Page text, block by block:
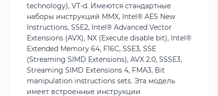
technology), VT-d. Имеются стандартные
наборы инструкций MMX, Intel® AES New
Instructions, SSE2, Intel® Advanced Vector
Extensions (AVX), NX (Execute disable bit), Intel®
Extended Memory 64, F16C, SSE3, SSE
(Streaming SIMD Extensions), AVX 2.0, SSSE3,
Streaming SIMD Extensions 4, FMA3, Bit
manipulation instructions sets. Эта модель
имеет встроенные инструкции